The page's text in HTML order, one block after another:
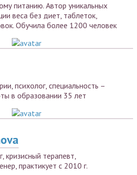
питанию. Автор уникальных
веса без диет, таблеток,
Обучила более 1200 человек
психолог, специальность –
в образовании 35 лет
кризисный терапевт,
практикует с 2010 г.